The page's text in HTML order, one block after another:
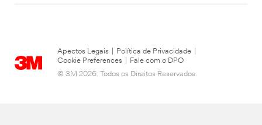
Apectos Legais Política de Privacidade
Cookie Preferences
Fale com o DPO
© 3M 2026. Todos os Direitos Reservados.